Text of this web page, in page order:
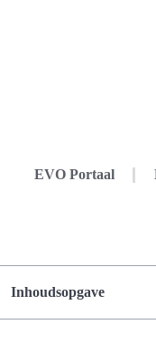
EVO Portaal
Inhoudsopgave